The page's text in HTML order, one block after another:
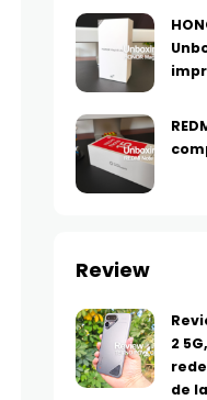
TECNOLOGÍA
inteligente en
pequeño: LG
parlante con
Review
2
de